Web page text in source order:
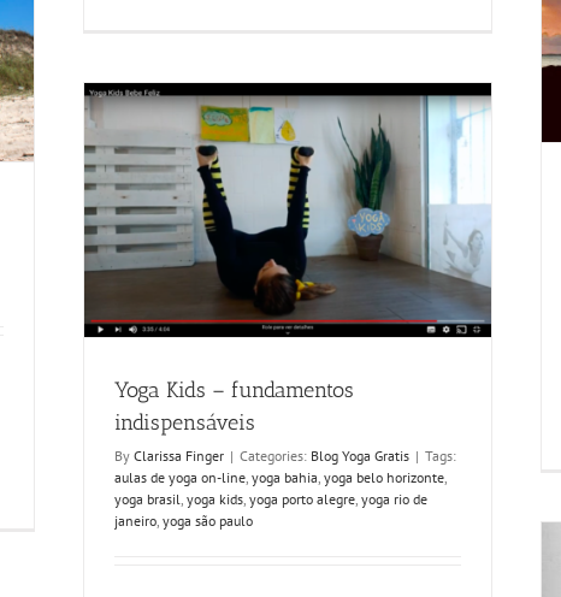
Yoga Kids – fundamentos
indispensáveis
By Clarissa Finger | Categories: Blog Yoga Gratis | Tags:
aulas de yoga on-line, yoga bahia, yoga belo horizonte,
yoga brasil, yoga kids, yoga porto alegre, yoga rio de
janeiro, yoga são paulo